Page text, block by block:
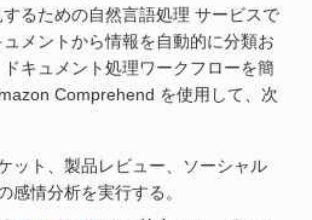
るための自然言語処理 サービスで
メントから情報を自動的に分類お
キュメント処理ワークフローを簡
Comprehend を使用して、次
ット、製品レビュー、ソーシャル
感情分析を実行する。